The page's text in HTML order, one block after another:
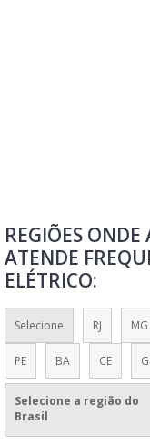
MONTAGEM DE PAINEL
MONTAGEM DE PAINEL
MONTAGEM PAINEL
MONTAR PAINEL ELÉTRICO
PAINÉIS ELÉTRICOS
PAINÉIS ELÉTRICOS DE
PAINÉIS ELÉTRICOS DE
PAINEL COMANDO
REGIÕES
ATENDE
ELÉTRICO:
Selecione RJ MG
PE BA CE
Selecione a região do
Brasil